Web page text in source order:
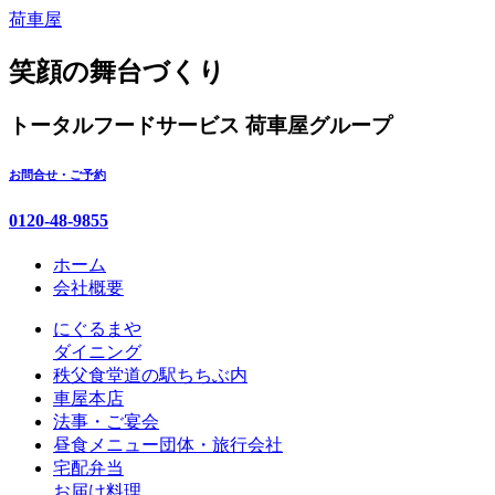
コ
テ
ン
本
へ
キ
荷車屋
笑顔の舞台づくり
トータルフードサービス 荷車屋グループ
お問合せ・ご予約
0120-48-9855
ホーム
会社概要
にぐるまや
ダイニング
秩父食堂道の駅ちちぶ内
車屋本店
法事・ご宴会
昼食メニュー団体・旅行会社
宅配弁当
お届け料理